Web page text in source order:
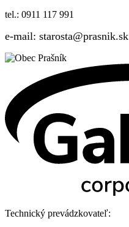
tel.: 0911 117 991
e-mail: starosta@prasnik.sk
Technický prevádzkovateľ: